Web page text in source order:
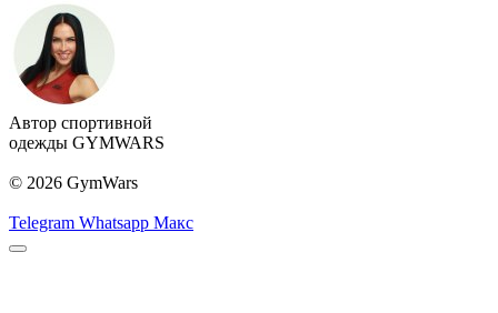
Автор спортивной
одежды GYMWARS
© 2026 GymWars
Telegram Whatsapp Макс